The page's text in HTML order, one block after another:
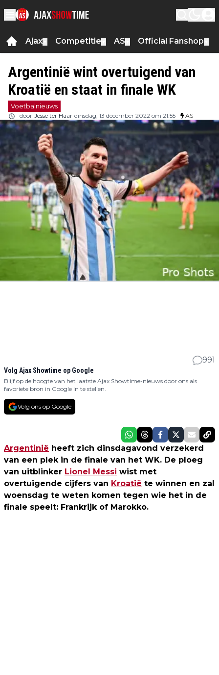
Ajax Competitie AS Official Fanshop
Argentinië wint overtuigend van
Kroatië en staat in finale WK
Voetbalnieuws
door Jesse ter Haar dinsdag, 13 december 2022 om 21:55 AS
991
Volg Ajax Showtime op Google
Blijf op de hoogte van het laatste Ajax Showtime-nieuws door ons als
favoriete bron in Google in te stellen.
Volg ons op Google
Argentinië heeft zich dinsdagavond verzekerd
van een plek in de finale van het WK. De ploeg
van uitblinker Lionel Messi wist met
overtuigende cijfers van Kroatië te winnen en zal
woensdag te weten komen tegen wie het in de
finale speelt: Frankrijk of Marokko.